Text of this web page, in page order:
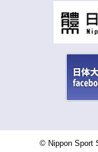
© Nippon Sport